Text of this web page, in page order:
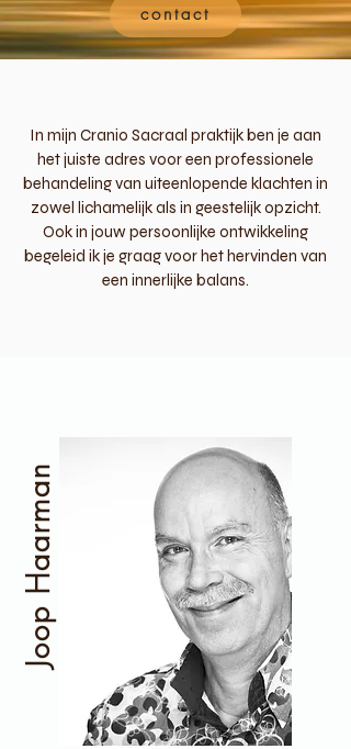
contact
In mijn Cranio Sacraal praktijk ben je aan
het juiste adres voor een professionele
behandeling van uiteenlopende klachten in
zowel lichamelijk als in geestelijk opzicht.
Ook in jouw persoonlijke ontwikkeling
begeleid ik je graag voor het hervinden van
een innerlijke balans.
Joop Haarman